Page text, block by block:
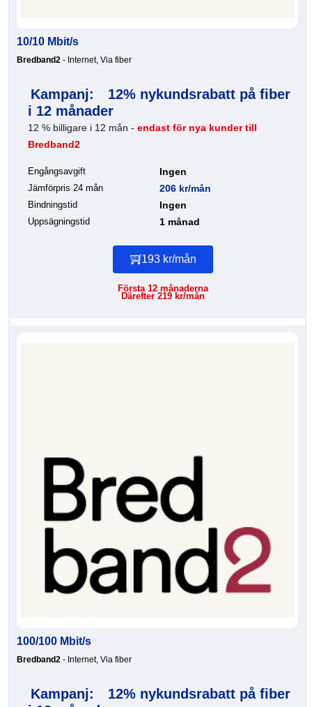
10/10 Mbit/s
Bredband2 - Internet, Via fiber
Kampanj:
12% nykundsrabatt på fiber
i 12 månader
12 % billigare i 12 mån - endast för nya kunder till
Bredband2
Engångsavgift Ingen
Jämförpris 24 mån 206 kr/mån
Bindningstid Ingen
Uppsägningstid 1 månad
193 kr/mån
Första 12 månaderna
Därefter 219 kr/mån
100/100 Mbit/s
Bredband2 - Internet, Via fiber
Kampanj:
12% nykundsrabatt på fiber